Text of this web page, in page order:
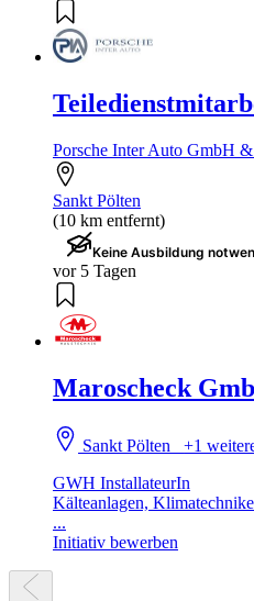
Porsche Inter Auto GmbH
Sankt Pölten
(10 km entfernt)
Keine Ausbildung
vor 5 Tagen
Maroscheck
Sankt Pölten+1
GWH InstallateurIn
Kälteanlagen,
...
Initiativ bewerben